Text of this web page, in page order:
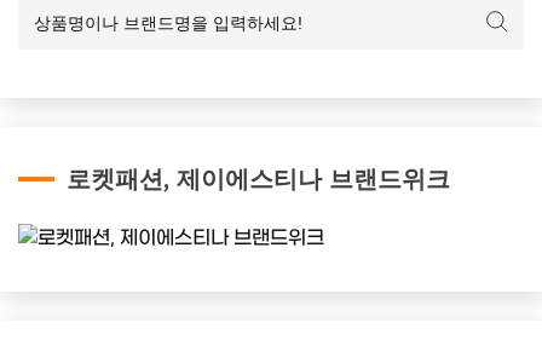
로켓패션, 제이에스티나 브랜드위크